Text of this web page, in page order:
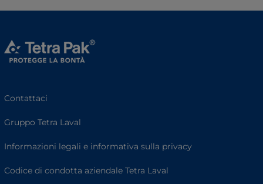
Contattaci
Gruppo Tetra Laval
Informazioni legali e informativa sulla privacy
Codice di condotta aziendale Tetra Laval